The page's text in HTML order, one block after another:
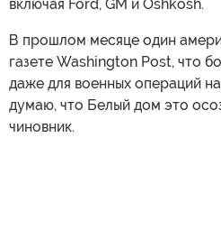
включая Ford, GM и Oshkosh.
В прошлом месяце один
газете Washington Post, что
даже для военных операций
думаю, что Белый дом это
чиновник.